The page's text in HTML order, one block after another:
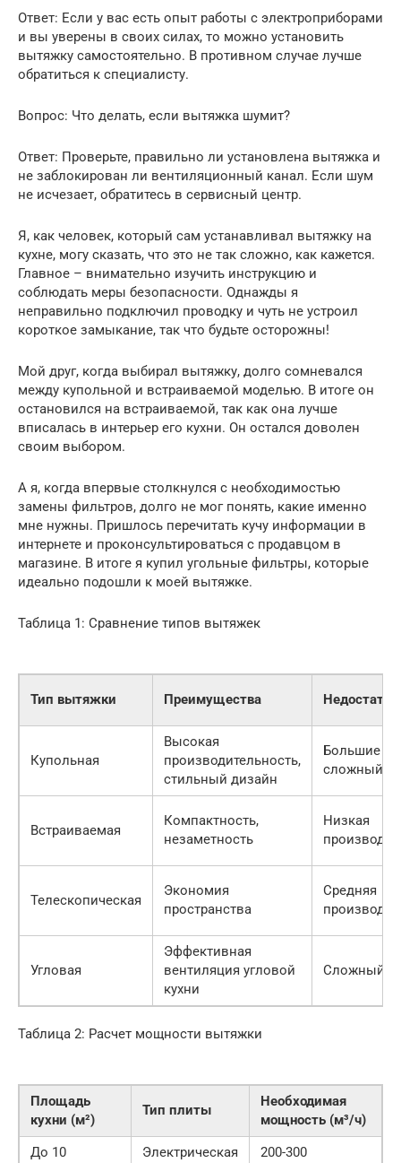
Ответ: Если у вас есть опыт работы с электроприборами
и вы уверены в своих силах, то можно установить
вытяжку самостоятельно. В противном случае лучше
обратиться к специалисту.
Вопрос: Что делать, если вытяжка шумит?
Ответ: Проверьте, правильно ли установлена вытяжка и
не заблокирован ли вентиляционный канал. Если шум
не исчезает, обратитесь в сервисный центр.
Я, как человек, который сам устанавливал вытяжку на
кухне, могу сказать, что это не так сложно, как кажется.
Главное – внимательно изучить инструкцию и
соблюдать меры безопасности. Однажды я
неправильно подключил проводку и чуть не устроил
короткое замыкание, так что будьте осторожны!
Мой друг, когда выбирал вытяжку, долго сомневался
между купольной и встраиваемой моделью. В итоге он
остановился на встраиваемой, так как она лучше
вписалась в интерьер его кухни. Он остался доволен
своим выбором.
А я, когда впервые столкнулся с необходимостью
замены фильтров, долго не мог понять, какие именно
мне нужны. Пришлось перечитать кучу информации в
интернете и проконсультироваться с продавцом в
магазине. В итоге я купил угольные фильтры, которые
идеально подошли к моей вытяжке.
Таблица 1: Сравнение типов вытяжек
Тип вытяжки Преимущества Недостатки
Купольная
Высокая
производительность,
стильный дизайн
Большие
сложный
Встраиваемая
Компактность,
незаметность
Низкая
Телескопическая
Экономия
пространства
Средняя
Угловая
Эффективная
вентиляция угловой
кухни
Сложный
Таблица 2: Расчет мощности вытяжки
Площадь
кухни (м²)
Тип плиты
Необходимая
мощность (м³/ч)
До 10
Электрическая 200-300